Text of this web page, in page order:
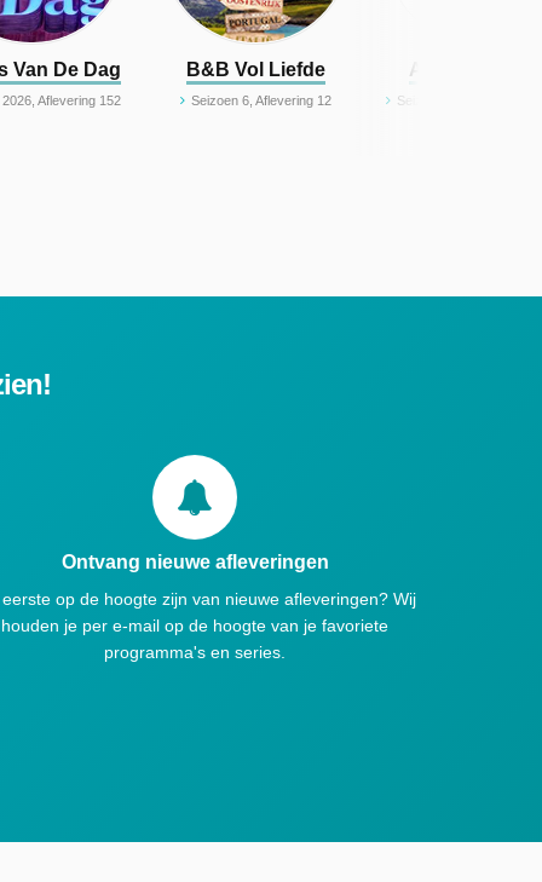
Van De Dag
Aflevering 152
B&B Vol Liefde
Seizoen 6, Aflevering 12
After The
Seizoen 2, Aflevering 3 - Crime: After
Ontvang nieuwe afleveringen
op de hoogte zijn van nieuwe afleveringen? Wij
houden je per e-mail op de hoogte van je favoriete
programma's en series.